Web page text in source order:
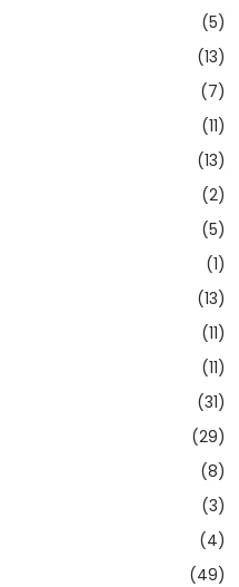
(5)
(13)
(7)
(11)
(13)
(2)
(5)
(1)
(13)
(11)
(11)
(31)
(29)
(8)
(3)
(4)
(49)